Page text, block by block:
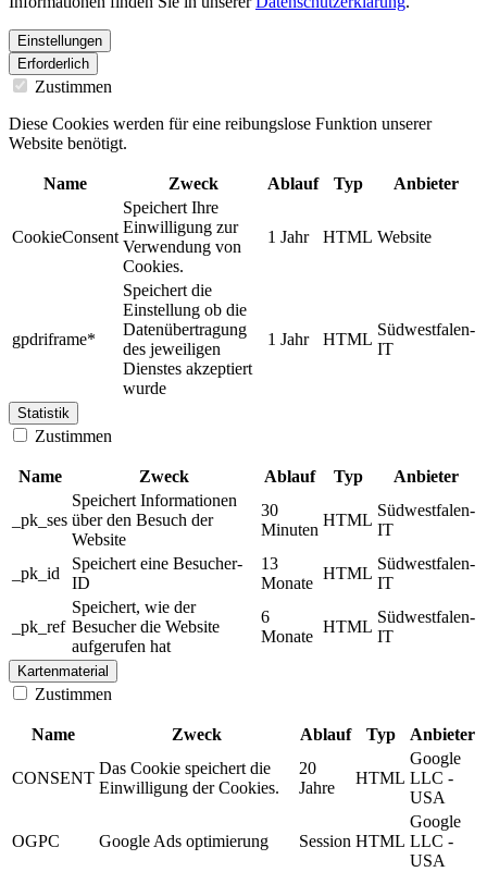
Einstellungen
Erforderlich
Zustimmen
Diese Cookies werden für eine reibungslose Funktion unserer
Website benötigt.
Name Zweck Ablauf Typ Anbieter
CookieConsent
Speichert Ihre
Einwilligung zur
Verwendung von
Cookies.
1 Jahr HTML Website
gpdriframe*
Speichert die
Einstellung ob die
Datenübertragung
des jeweiligen
Dienstes akzeptiert
wurde
1 Jahr HTML
Südwestfalen-
IT
Statistik
Zustimmen
Name Zweck Ablauf Typ Anbieter
_pk_ses
Speichert Informationen
über den Besuch der
Website
30
Minuten
HTML
Südwestfalen-
IT
_pk_id
Speichert eine Besucher-
ID
13
Monate
HTML
Südwestfalen-
IT
_pk_ref
Speichert, wie der
Besucher die Website
aufgerufen hat
6
Monate
HTML
Südwestfalen-
IT
Kartenmaterial
Zustimmen
Name Zweck Ablauf Typ Anbieter
CONSENT
Das Cookie speichert die
Einwilligung der Cookies.
20
Jahre
HTML
Google
LLC -
USA
OGPC Google Ads optimierung Session HTML
Google
LLC -
USA